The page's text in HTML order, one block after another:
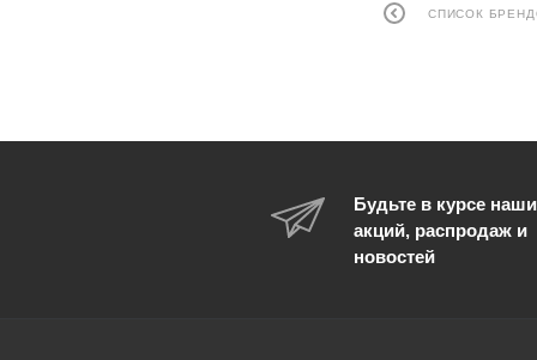
СПИСОК
Будьте в курсе
акций, распродаж и
новостей